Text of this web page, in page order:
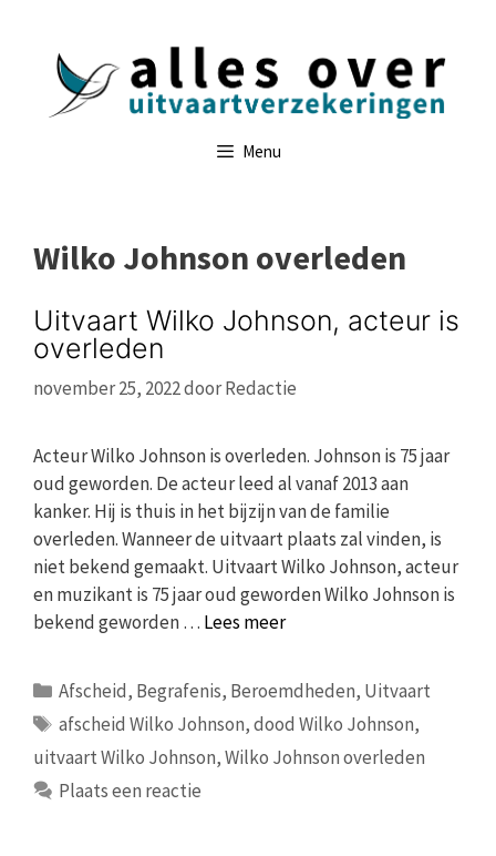
Menu
Wilko Johnson overleden
Uitvaart Wilko Johnson, acteur is
overleden
november 25, 2022doorRedactie
Acteur Wilko Johnson is overleden. Johnson is 75 jaar
oud geworden. De acteur leed al vanaf 2013 aan
kanker. Hij is thuis in het bijzijn van de familie
overleden. Wanneer de uitvaart plaats zal vinden, is
niet bekend gemaakt. Uitvaart Wilko Johnson, acteur
en muzikant is 75 jaar oud geworden Wilko Johnson is
bekend geworden … Lees meer
Categorieën
Afscheid, Begrafenis, Beroemdheden, Uitvaart
Tags
afscheid Wilko Johnson,dood Wilko Johnson,
uitvaart Wilko Johnson,Wilko Johnson overleden
Plaats een reactie